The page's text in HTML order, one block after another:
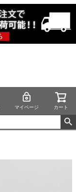
マイページ カート